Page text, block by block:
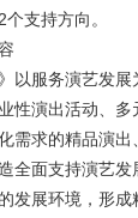
支持方向。
》以服务演艺发
性演出活动、
需求的精品演
全面支持演艺
发展环境，形